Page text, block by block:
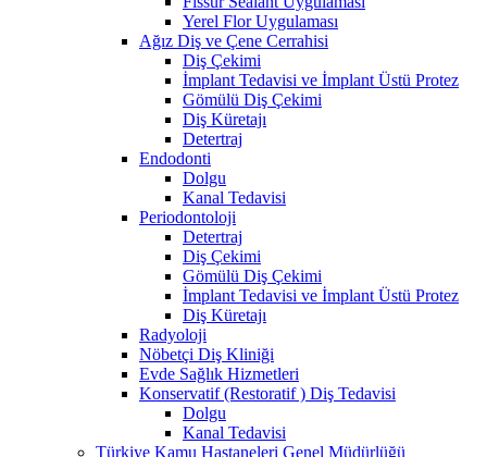
Yerel Flor Uygulaması
Ağız Diş ve Çene Cerrahisi
Diş Çekimi
İmplant Tedavisi ve İmplant Üstü Protez
Gömülü Diş Çekimi
Diş Küretajı
Detertraj
Endodonti
Dolgu
Kanal Tedavisi
Periodontoloji
Detertraj
Diş Çekimi
Gömülü Diş Çekimi
İmplant Tedavisi ve İmplant Üstü Protez
Diş Küretajı
Radyoloji
Nöbetçi Diş Kliniği
Evde Sağlık Hizmetleri
Konservatif (Restoratif ) Diş Tedavisi
Dolgu
Kanal Tedavisi
Türkiye Kamu Hastaneleri Genel Müdürlüğü